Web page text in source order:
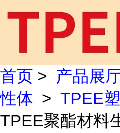
首页 > 产品展
性体 > TPEE
TPEE聚酯材料